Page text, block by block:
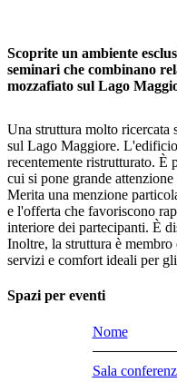
Scoprite un ambiente
seminari che combinano
mozzafiato sul Lago
Una struttura molto ricercata
sul Lago Maggiore.
recentemente ristrutturato. È
cui si pone grande
Merita una menzione
e l'offerta che favoriscono
interiore dei partecipanti. È
Inoltre, la struttura è
servizi e comfort ideali per
Spazi per eventi
Nome
Sala